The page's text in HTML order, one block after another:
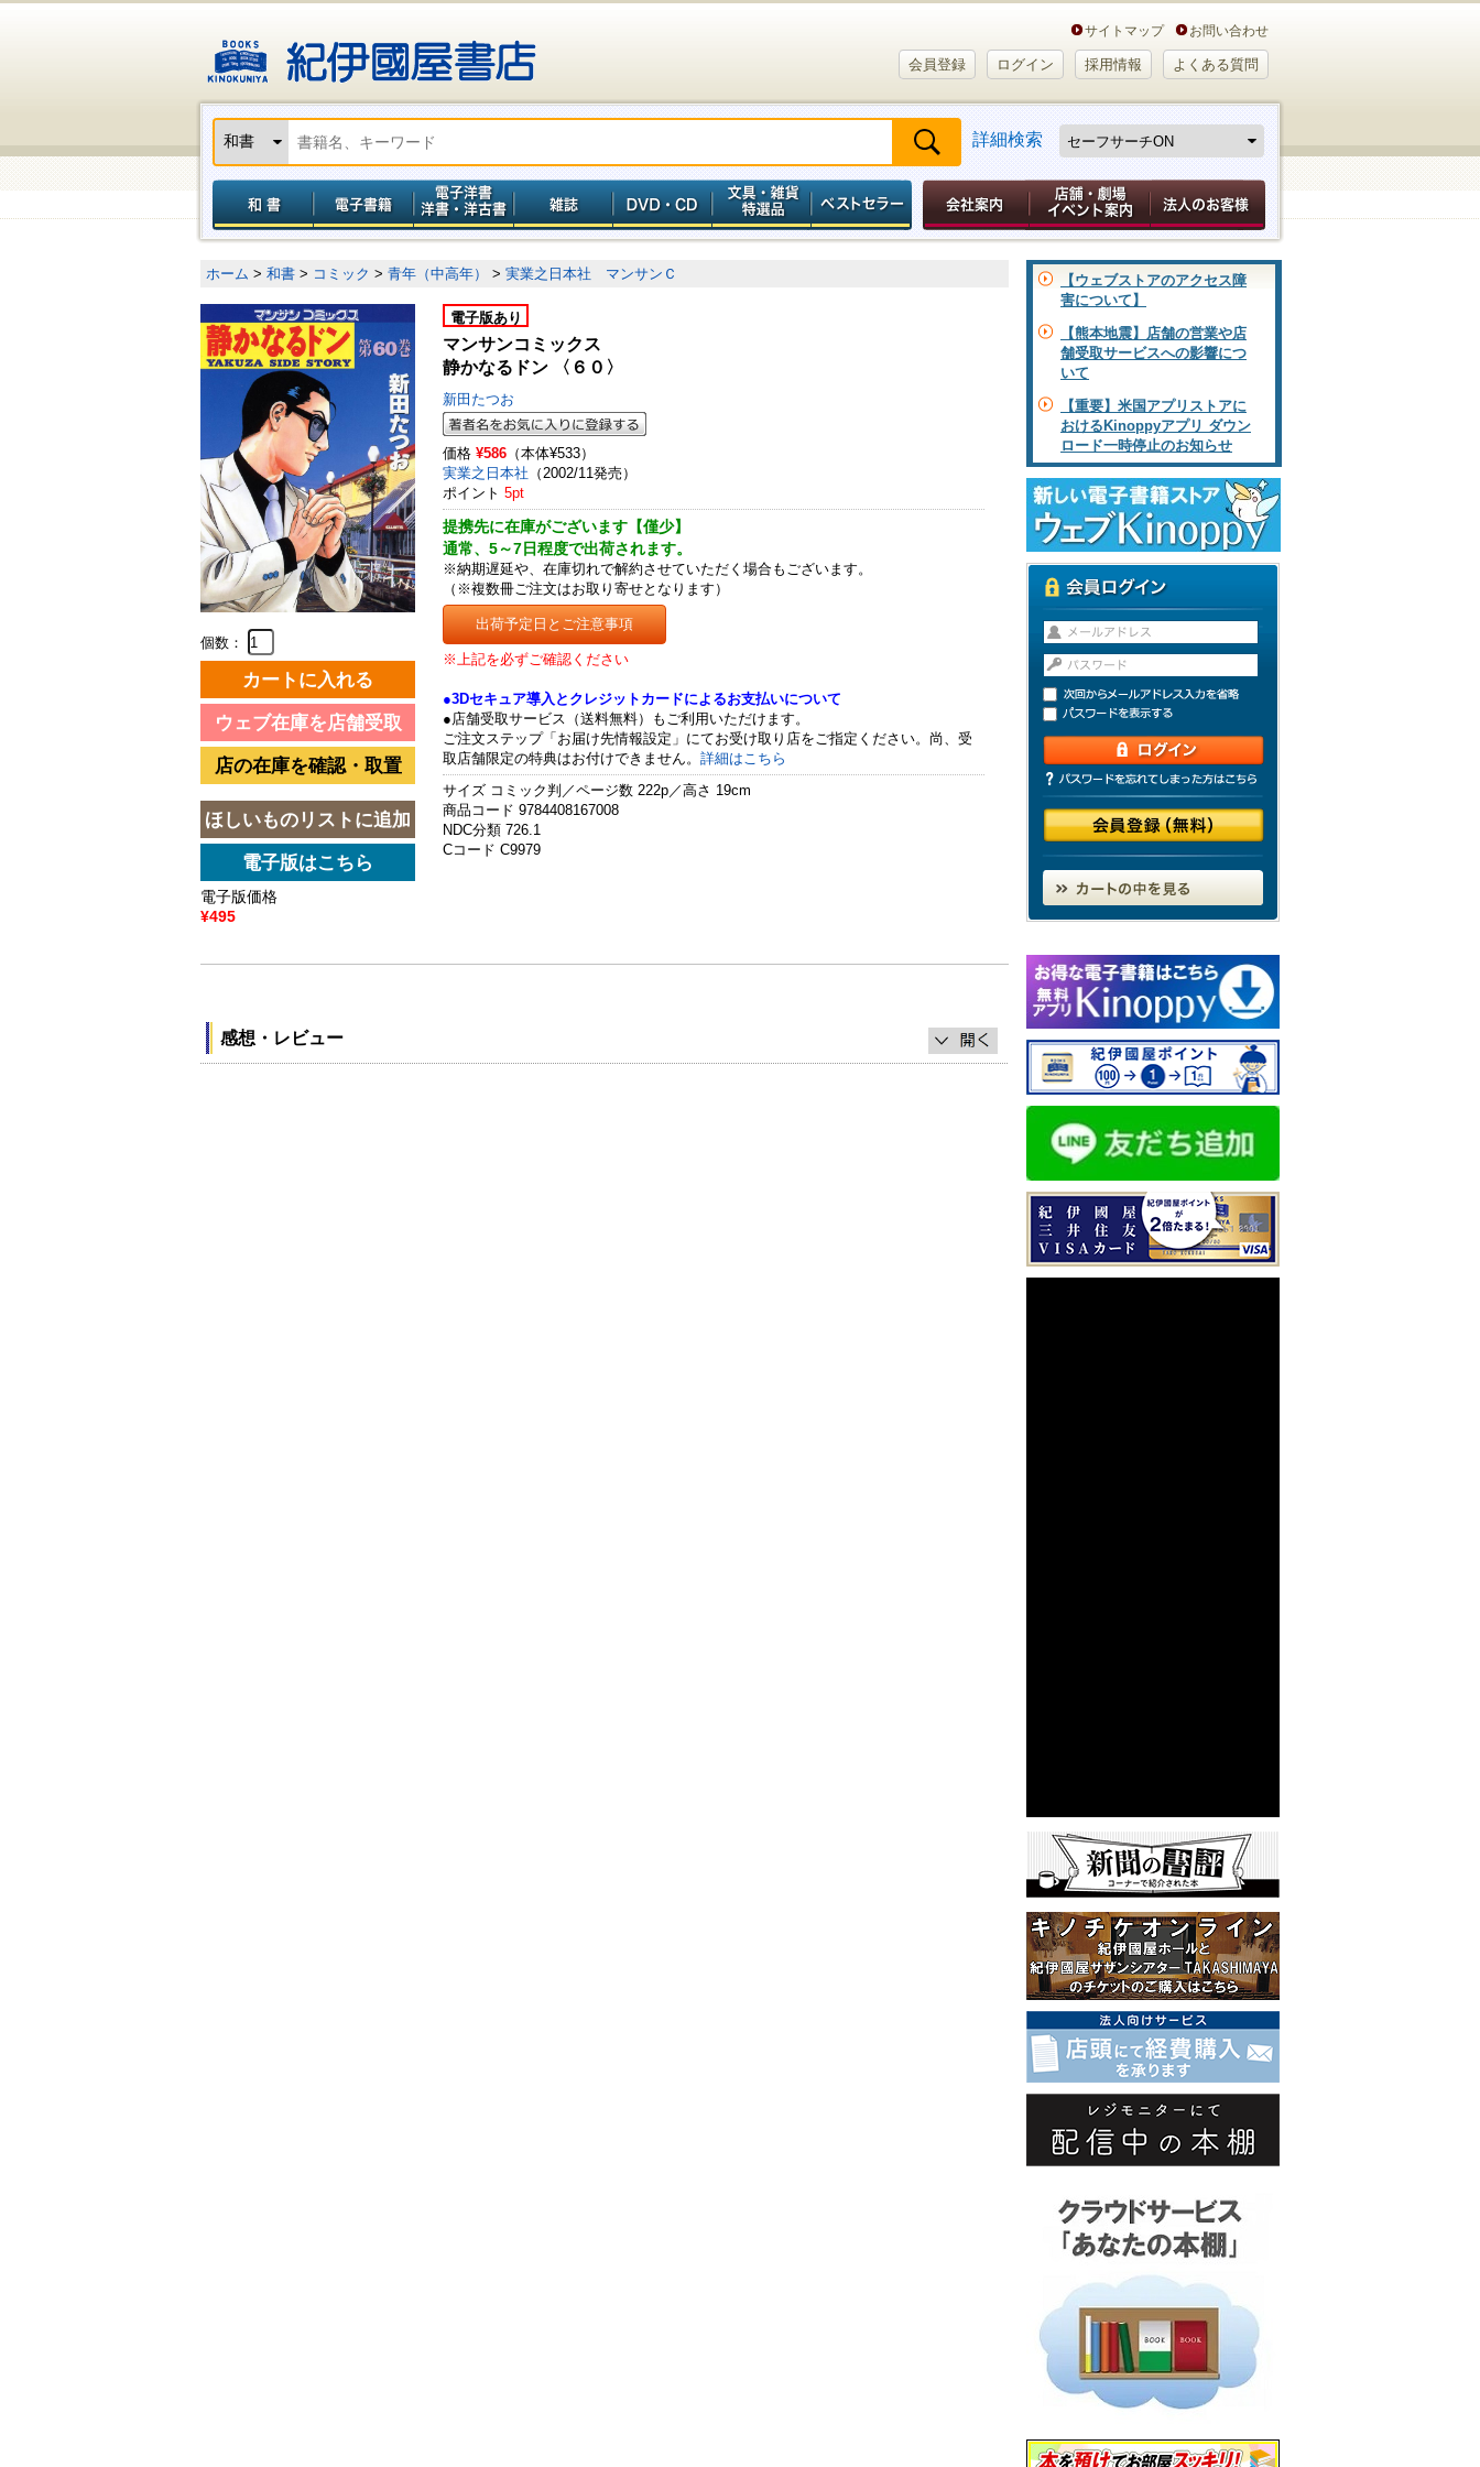
サイトマップ お問い合わせ
会員登録 ログイン 採用情報 よくある質問
詳細検索
ホーム > 和書 > コミック > 青年（中高年） > 実業之日本社 マンサンＣ
個数：
電子版価格
¥495
電子版あり
マンサンコミックス
静かなるドン 〈６０〉
新田たつお
価格 ¥586 （本体¥533）
実業之日本社 （2002/11発売）
ポイント 5pt
提携先に在庫がございます【僅少】
通常、5～7日程度で出荷されます。
※納期遅延や、在庫切れで解約させていただく場合もございます。
（※複数冊ご注文はお取り寄せとなります）
出荷予定日とご注意事項
※上記を必ずご確認ください
●3Dセキュア導入とクレジットカードによるお支払いについて
●店舗受取サービス（送料無料）もご利用いただけます。
ご注文ステップ「お届け先情報設定」にてお受け取り店をご指定ください。尚、受
取店舗限定の特典はお付けできません。 詳細はこちら
サイズ コミック判／ページ数 222p／高さ 19cm
商品コード 9784408167008
NDC分類 726.1
Cコード C9979
感想・レビュー
【ウェブストアのアクセス障
害について】
【熊本地震】店舗の営業や店
舗受取サービスへの影響につ
いて
【重要】米国アプリストアに
おけるKinoppyアプリ ダウン
ロード一時停止のお知らせ